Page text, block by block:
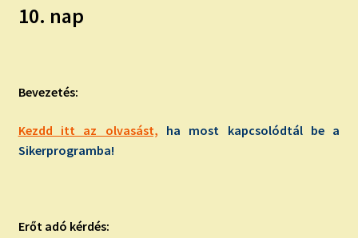
10. nap
Bevezetés:
Kezdd itt az olvasást, ha most kapcsolódtál be a
Sikerprogramba!
Erőt adó kérdés: